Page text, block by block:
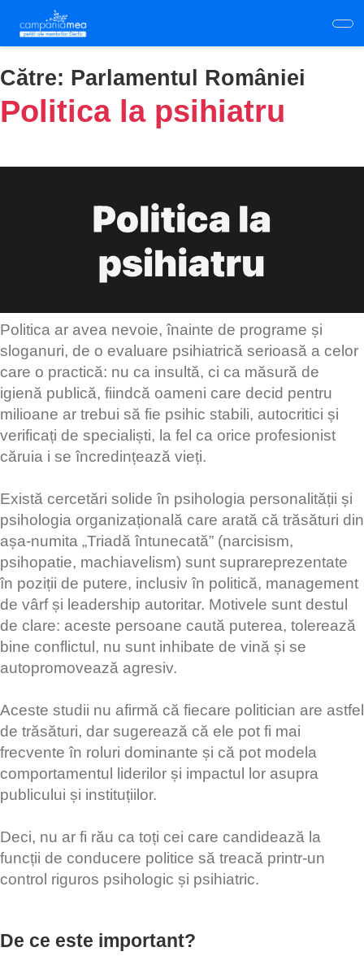
main
content
Către: Parlamentul României
Politica la psihiatru
Politica ar avea nevoie, înainte de programe și
sloganuri, de o evaluare psihiatrică serioasă a celor
care o practică: nu ca insultă, ci ca măsură de
igienă publică, fiindcă oameni care decid pentru
milioane ar trebui să fie psihic stabili, autocritici și
verificați de specialiști, la fel ca orice profesionist
căruia i se încredințează vieți.
Există cercetări solide în psihologia personalității și
psihologia organizațională care arată că trăsături din
așa-numita „Triadă întunecată” (narcisism,
psihopatie, machiavelism) sunt suprareprezentate
în poziții de putere, inclusiv în politică, management
de vârf și leadership autoritar. Motivele sunt destul
de clare: aceste persoane caută puterea, tolerează
bine conflictul, nu sunt inhibate de vină și se
autopromovează agresiv.
Aceste studii nu afirmă că fiecare politician are astfel
de trăsături, dar sugerează că ele pot fi mai
frecvente în roluri dominante și că pot modela
comportamentul liderilor și impactul lor asupra
publicului și instituțiilor.
Deci, nu ar fi rău ca toți cei care candidează la
funcții de conducere politice să treacă printr-un
control riguros psihologic și psihiatric.
De ce este important?